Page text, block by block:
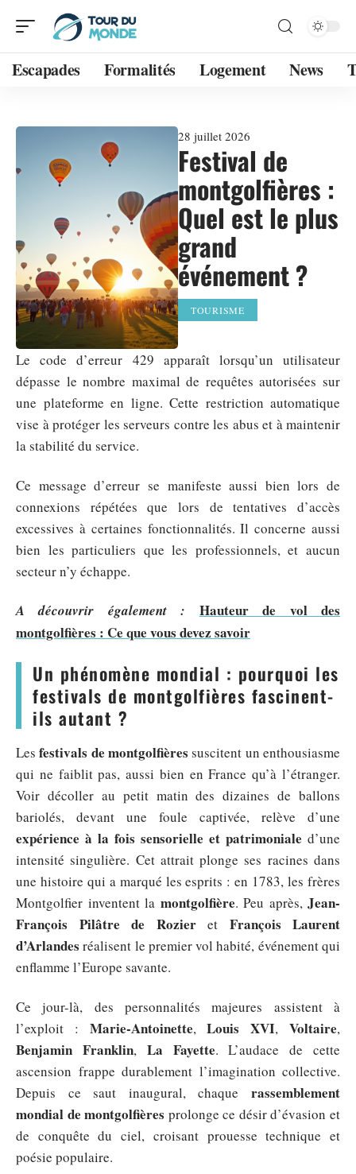
Escapades Formalités Logement News
28 juillet 2026
Festival de
montgolfières :
Quel est le plus
grand
événement ?
TOURISME
Le code d’erreur 429 apparaît lorsqu’un utilisateur
dépasse le nombre maximal de requêtes autorisées sur
une plateforme en ligne. Cette restriction automatique
vise à protéger les serveurs contre les abus et à maintenir
la stabilité du service.
Ce message d’erreur se manifeste aussi bien lors de
connexions répétées que lors de tentatives d’accès
excessives à certaines fonctionnalités. Il concerne aussi
bien les particuliers que les professionnels, et aucun
secteur n’y échappe.
A découvrir également :
Hauteur de vol des
montgolfières : Ce que vous devez savoir
Un phénomène mondial : pourquoi les
festivals de montgolfières fascinent-
ils autant ?
Lesfestivals de montgolfières suscitent un enthousiasme
qui ne faiblit pas, aussi bien en France qu’à l’étranger.
Voir décoller au petit matin des dizaines de ballons
bariolés, devant une foule captivée, relève d’une
expérience à la fois sensorielle et patrimoniale d’une
intensité singulière. Cet attrait plonge ses racines dans
une histoire qui a marqué les esprits : en 1783, les frères
Montgolfier inventent la montgolfière. Peu après, Jean-
François Pilâtre de Rozieret François Laurent
d’Arlandes réalisent le premier vol habité, événement qui
enflamme l’Europe savante.
Ce jour-là, des personnalités majeures assistent à
l’exploit : Marie-Antoinette,Louis XVI,Voltaire,
Benjamin Franklin, La Fayette. L’audace de cette
ascension frappe durablement l’imagination collective.
Depuis ce saut inaugural, chaque rassemblement
mondial de montgolfières prolonge ce désir d’évasion et
de conquête du ciel, croisant prouesse technique et
poésie populaire.